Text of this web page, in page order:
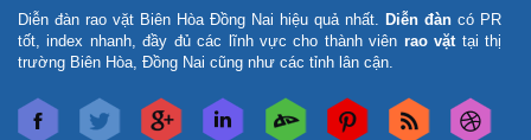
Diễn đàn rao vặt Biên Hòa Đồng Nai hiệu quả nhất. Diễn đàn có PR
tốt, index nhanh, đầy đủ các lĩnh vực cho thành viên rao vặt tại thị
trường Biên Hòa, Đồng Nai cũng như các tỉnh lân cận.